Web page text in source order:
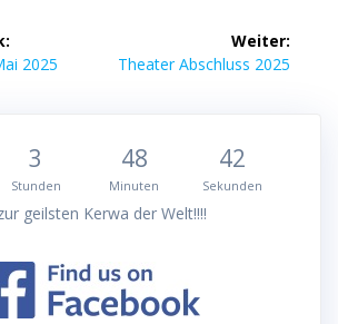
2025
Weiter:
Nächster
Theater Abschluss 2025
3
Stunden
48
Minuten
42
Sekunden
geilsten Kerwa der Welt!!!!